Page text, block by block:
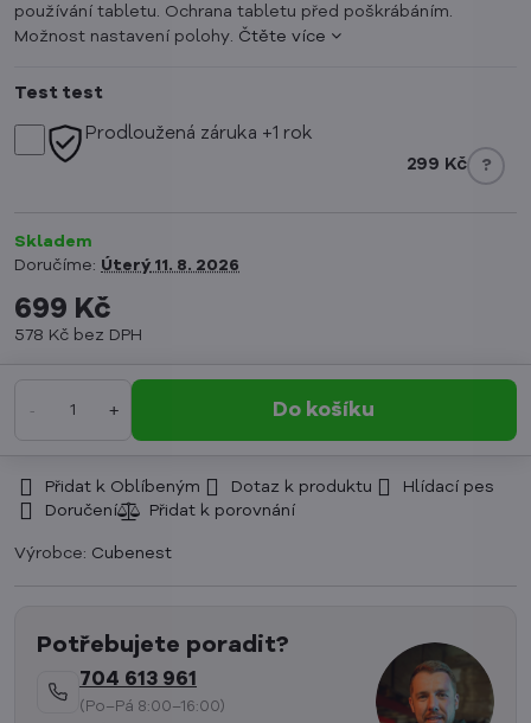
používání tabletu. Ochrana tabletu před poškrábáním.
Možnost nastavení polohy. Čtěte více
Test test
Prodloužená záruka +1 rok
299 Kč
?
Skladem
Doručíme: Úterý 11. 8. 2026
699 Kč
578 Kč bez DPH
Do košíku
Přidat k Oblíbeným Dotaz k produktu
Hlídací pes
Doručení
Výrobce: Cubenest
Potřebujete poradit?
704 613 961
(Po–Pá 8:00–16:00)